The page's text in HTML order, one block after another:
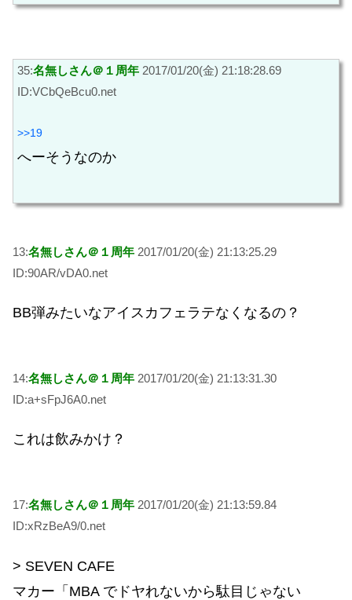
35:名無しさん＠１周年 2017/01/20(金) 21:18:28.69
ID:VCbQeBcu0.net
>>19
へーそうなのか
13:名無しさん＠１周年 2017/01/20(金) 21:13:25.29
ID:90AR/vDA0.net
BB弾みたいなアイスカフェラテなくなるの？
14:名無しさん＠１周年 2017/01/20(金) 21:13:31.30
ID:a+sFpJ6A0.net
これは飲みかけ？
17:名無しさん＠１周年 2017/01/20(金) 21:13:59.84
ID:xRzBeA9/0.net
> SEVEN CAFE
マカー「MBA でドヤれないから駄目じゃない